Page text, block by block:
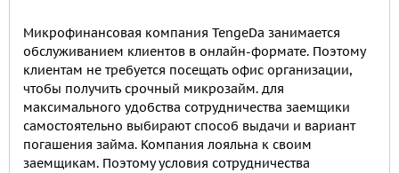
Микрофинансовая компания TengeDa занимается
обслуживанием клиентов в онлайн-формате. Поэтому
клиентам не требуется посещать офис организации,
чтобы получить срочный микрозайм. для
максимального удобства сотрудничества заемщики
самостоятельно выбирают способ выдачи и вариант
погашения займа. Компания лояльна к своим
заемщикам. Поэтому условия сотрудничества